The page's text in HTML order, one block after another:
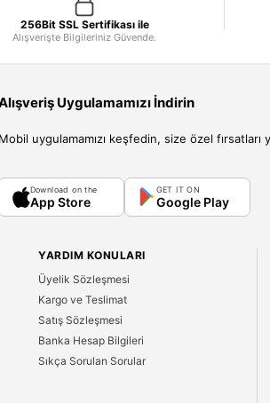
256Bit SSL Sertifikası ile
Alışverişte Bilgileriniz Güvende.
Uygulamamızı İndirin
Mobil uygulamamızı keşfedin, size özel fırsatları
Download on the
App Store
GET IT ON
Google Play
YARDIM KONULARI
Üyelik Sözleşmesi
Kargo ve Teslimat
Satış Sözleşmesi
Banka Hesap Bilgileri
Sıkça Sorulan Sorular